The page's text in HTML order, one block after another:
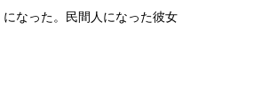
なった。民間人になった彼女